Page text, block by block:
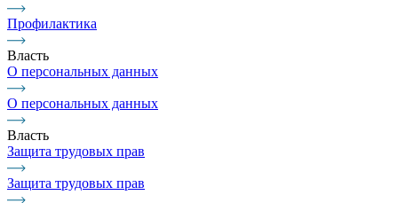
Профилактика
Власть
О персональных данных
О персональных данных
Власть
Защита трудовых прав
Защита трудовых прав